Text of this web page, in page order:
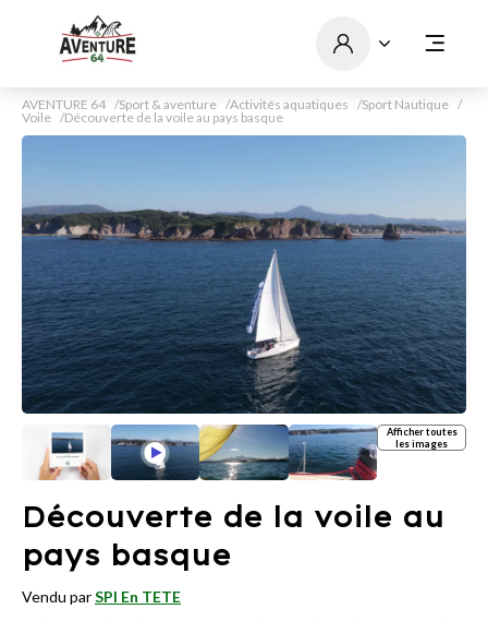
AVENTURE 64 Sport & aventure Activités aquatiques
Sport Nautique
Voile
Découverte de la voile au pays basque
Afficher toutes
les images
Découverte de la voile au
pays basque
Vendu parSPI En TETE